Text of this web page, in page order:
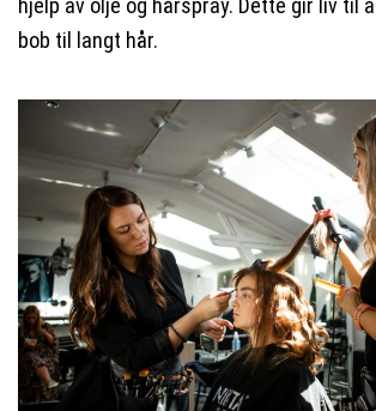
hjelp av olje og hårspray. Dette gir liv til
bob til langt hår.